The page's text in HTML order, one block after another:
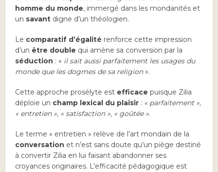
homme du monde, immergé dans les mondanités et
un savant digne d’un théologien.
Le comparatif d’égalité renforce cette impression
d’un être double qui amène sa conversion par la
séduction : « il sait aussi parfaitement les usages du
monde que les dogmes de sa religion».
Cette approche prosélyte est efficace puisque Zilia
déploie un champ lexical du plaisir : « parfaitement »,
« entretien », « satisfaction », « goûtée ».
Le terme « entretien » relève de l’art mondain de la
conversation et n’est sans doute qu’un piège destiné
à convertir Zilia en lui faisant abandonner ses
croyances originaires. L’efficacité pédagogique est